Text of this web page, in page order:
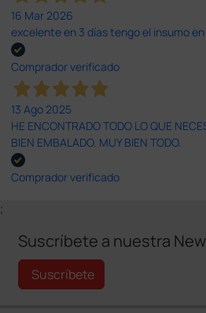
16 Mar 2026
excelente en 3 días tengo el insumo
Comprador verificado
13 Ago 2025
HE ENCONTRADO TODO LO QUE
BIEN EMBALADO. MUY BIEN TODO.
Comprador verificado
;
Suscríbete a nuestra
Suscríbete